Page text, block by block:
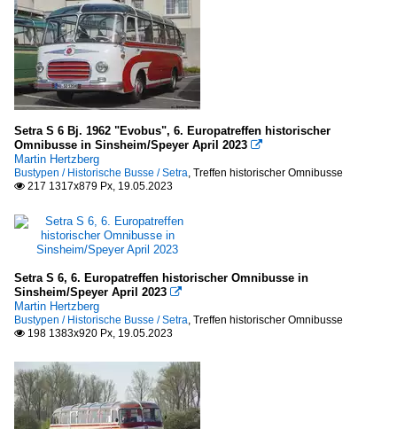
Setra S 6 Bj. 1962 "Evobus", 6. Europatreffen historischer
Omnibusse in Sinsheim/Speyer April 2023 
Martin Hertzberg
Bustypen / Historische Busse / Setra Treffen historischer Omnibusse
 217 1317x879 Px, 19.05.2023
Setra S 6, 6. Europatreffen historischer Omnibusse in
Sinsheim/Speyer April 2023 
Martin Hertzberg
Bustypen / Historische Busse / Setra Treffen historischer Omnibusse
 198 1383x920 Px, 19.05.2023